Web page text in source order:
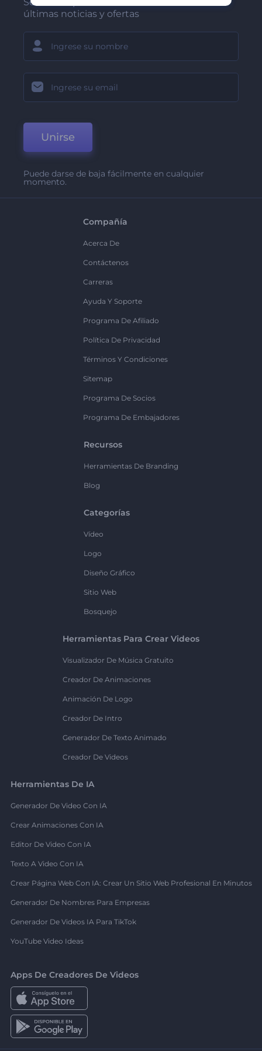
últimas noticias y ofertas
Unirse
Puede darse de baja fácilmente en cualquier
momento.
Compañía
Acerca De
Contáctenos
Carreras
Ayuda Y Soporte
Programa De Afiliado
Política De Privacidad
Términos Y Condiciones
Sitemap
Programa De Socios
Programa De Embajadores
Recursos
Herramientas De Branding
Blog
Categorías
Vídeo
Logo
Diseño Gráfico
Sitio Web
Bosquejo
Herramientas Para Crear Videos
Visualizador De Música Gratuito
Creador De Animaciones
Animación De Logo
Creador De Intro
Generador De Texto Animado
Creador De Videos
Herramientas De IA
Generador De Video Con IA
Crear Animaciones Con IA
Editor De Video Con IA
Texto A Video Con IA
Crear Página Web Con IA: Crear Un Sitio Web Profesional En Minutos
Generador De Nombres Para Empresas
Generador De Videos IA Para TikTok
YouTube Video Ideas
Apps De Creadores De Videos